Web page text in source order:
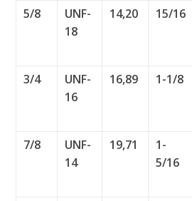
5/8
UNF-
18
14,20 15/16
3/4
UNF-
16
16,89 1-1/8
7/8
UNF-
14
19,71
1-
5/16